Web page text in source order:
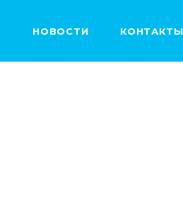
НОВОСТИ КОНТАКТЫ